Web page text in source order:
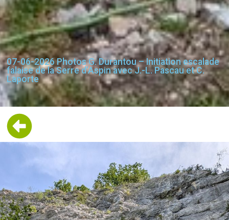
07-06-2026 Photos G. Durantou – Initiation escalade
falaise de la Serre d’Aspin avec J.-L. Pascau et C.
Laporte